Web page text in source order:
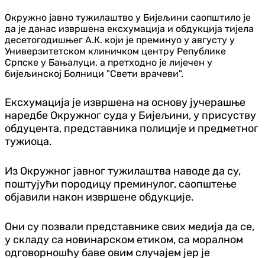
Окружно јавно тужилаштво у Бијељини саопштило је
да је данас извршена ексхумација и обдукција тијела
десетогодишњег А.К. који је преминуо у августу у
Универзитетском клиничком центру Републике
Српске у Бањалуци, а претходно је лијечен у
бијељинској Болници "Свети врачеви".
Ексхумација је извршена на основу јучерашње
наредбе Окружног суда у Бијељини, у присуству
обдуцента, представника полиције и предметног
тужиоца.
Из Окружног јавног тужилаштва наводе да су,
поштујући породицу преминулог, саопштење
објавили након извршене обдукције.
Они су позвали представнике свих медија да се,
у складу са новинарском етиком, са моралном
одговорношћу баве овим случајем јер је